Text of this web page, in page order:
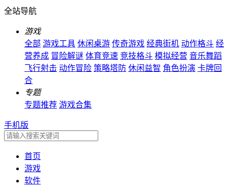
全站导航
游戏
全部 游戏工具 休闲桌游 传奇游戏 经典街机 动作格斗 经
营养成 冒险解谜 体育竞速 竞技格斗 模拟经营 音乐舞蹈
飞行射击 动作冒险 策略塔防 休闲益智 角色扮演 卡牌回
合
专题
专题推荐 游戏合集
手机版
首页
游戏
软件